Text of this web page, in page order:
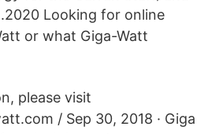
Looking for online
or what Giga-Watt
please visit
/ Sep 30, 2018 · Giga